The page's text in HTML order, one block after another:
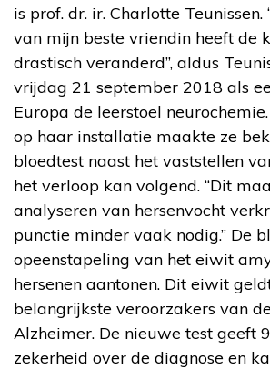
is prof. dr. ir. Charlotte Teunissen.
van mijn beste vriendin heeft de
drastisch veranderd”, aldus
vrijdag 21 september 2018 als
Europa de leerstoel
op haar installatie maakte ze
bloedtest naast het vaststellen
het verloop kan volgend. “Dit
analyseren van hersenvocht
punctie minder vaak nodig.” De
opeenstapeling van het eiwit
hersenen aantonen. Dit eiwit
belangrijkste veroorzakers van
Alzheimer. De nieuwe test geeft
zekerheid over de diagnose en